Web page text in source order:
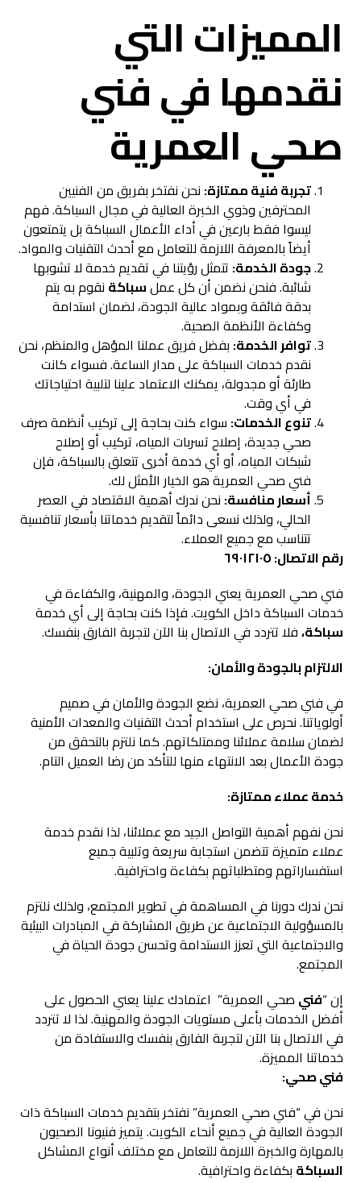
المميزات التي
نقدمها في فني
صحي العمرية
تجربة فنية ممتازة: نحن نفتخر بفريق من الفنيين
المحترفين وذوي الخبرة العالية في مجال السباكة. فهم
ليسوا فقط بارعين في أداء الأعمال السباكة بل يتمتعون
أيضاً بالمعرفة اللازمة للتعامل مع أحدث التقنيات والمواد.
جودة الخدمة: تتمثل رؤيتنا في تقديم خدمة لا تشوبها
شائبة. فنحن نضمن أن كل عملسباكة نقوم به يتم
بدقة فائقة وبمواد عالية الجودة، لضمان استدامة
وكفاءة الأنظمة الصحية.
توافر الخدمة: بفضل فريق عملنا المؤهل والمنظم، نحن
نقدم خدمات السباكة على مدار الساعة. فسواء كانت
طارئة أو مجدولة، يمكنك الاعتماد علينا لتلبية احتياجاتك
في أي وقت.
تنوع الخدمات: سواء كنت بحاجة إلى تركيب أنظمة صرف
صحي جديدة، إصلاح تسربات المياه، تركيب أو إصلاح
شبكات المياه، أو أي خدمة أخرى تتعلق بالسباكة، فإن
فني صحي العمرية هو الخيار الأمثل لك.
أسعار منافسة: نحن ندرك أهمية الاقتصاد في العصر
الحالي، ولذلك نسعى دائماً لتقديم خدماتنا بأسعار تنافسية
تتناسب مع جميع العملاء.
رقم الاتصال: ٦٩٠١٢١٠٥
فني صحي العمرية يعني الجودة، والمهنية، والكفاءة في
خدمات السباكة داخل الكويت. فإذا كنت بحاجة إلى أي خدمة
سباكة،فلا تتردد في الاتصال بنا الآن لتجربة الفارق بنفسك.
الالتزام بالجودة والأمان:
في فني صحي العمرية، نضع الجودة والأمان في صميم
أولوياتنا. نحرص على استخدام أحدث التقنيات والمعدات الأمنية
لضمان سلامة عملائنا وممتلكاتهم. كما نلتزم بالتحقق من
جودة الأعمال بعد الانتهاء منها للتأكد من رضا العميل التام.
خدمة عملاء ممتازة:
نحن نفهم أهمية التواصل الجيد مع عملائنا، لذا نقدم خدمة
عملاء متميزة تتضمن استجابة سريعة وتلبية جميع
استفساراتهم ومتطلباتهم بكفاءة واحترافية.
نحن ندرك دورنا في المساهمة في تطوير المجتمع، ولذلك نلتزم
بالمسؤولية الاجتماعية عن طريق المشاركة في المبادرات البيئية
والاجتماعية التي تعزز الاستدامة وتحسن جودة الحياة في
المجتمع.
إن “فني صحي العمرية” اعتمادك علينا يعني الحصول على
أفضل الخدمات بأعلى مستويات الجودة والمهنية. لذا لا تتردد
في الاتصال بنا الآن لتجربة الفارق بنفسك والاستفادة من
خدماتنا المميزة.
فني صحي:
نحن في “فني صحي العمرية” نفتخر بتقديم خدمات السباكة ذات
الجودة العالية في جميع أنحاء الكويت. يتميز فنيونا الصحيون
بالمهارة والخبرة اللازمة للتعامل مع مختلف أنواع المشاكل
السباكة بكفاءة واحترافية.